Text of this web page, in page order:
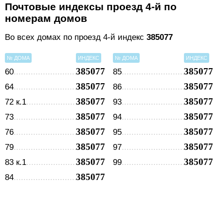
Почтовые индексы проезд 4-й по
номерам домов
Во всех домах по проезд 4-й индекс 385077
№ ДОМА ИНДЕКС
60 385077
64 385077
72 к.1 385077
73 385077
76 385077
79 385077
83 к.1 385077
84 385077
№ ДОМА ИНДЕКС
85 385077
86 385077
93 385077
94 385077
95 385077
97 385077
99 385077